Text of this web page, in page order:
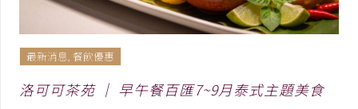
最新消息, 餐飲優惠
洛可可茶苑 │ 早午餐百匯7~9月泰式主題美食